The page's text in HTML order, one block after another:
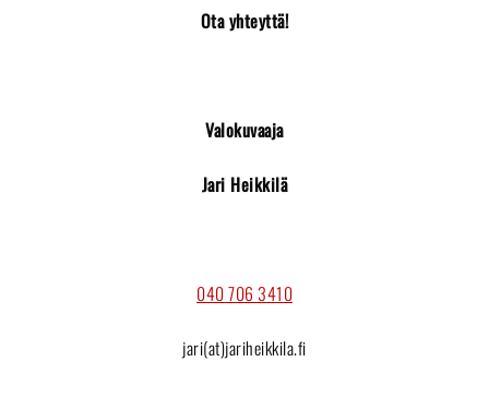
Ota yhteyttä!
Valokuvaaja
Jari Heikkilä
040 706 3410
jari(at)jariheikkila.fi